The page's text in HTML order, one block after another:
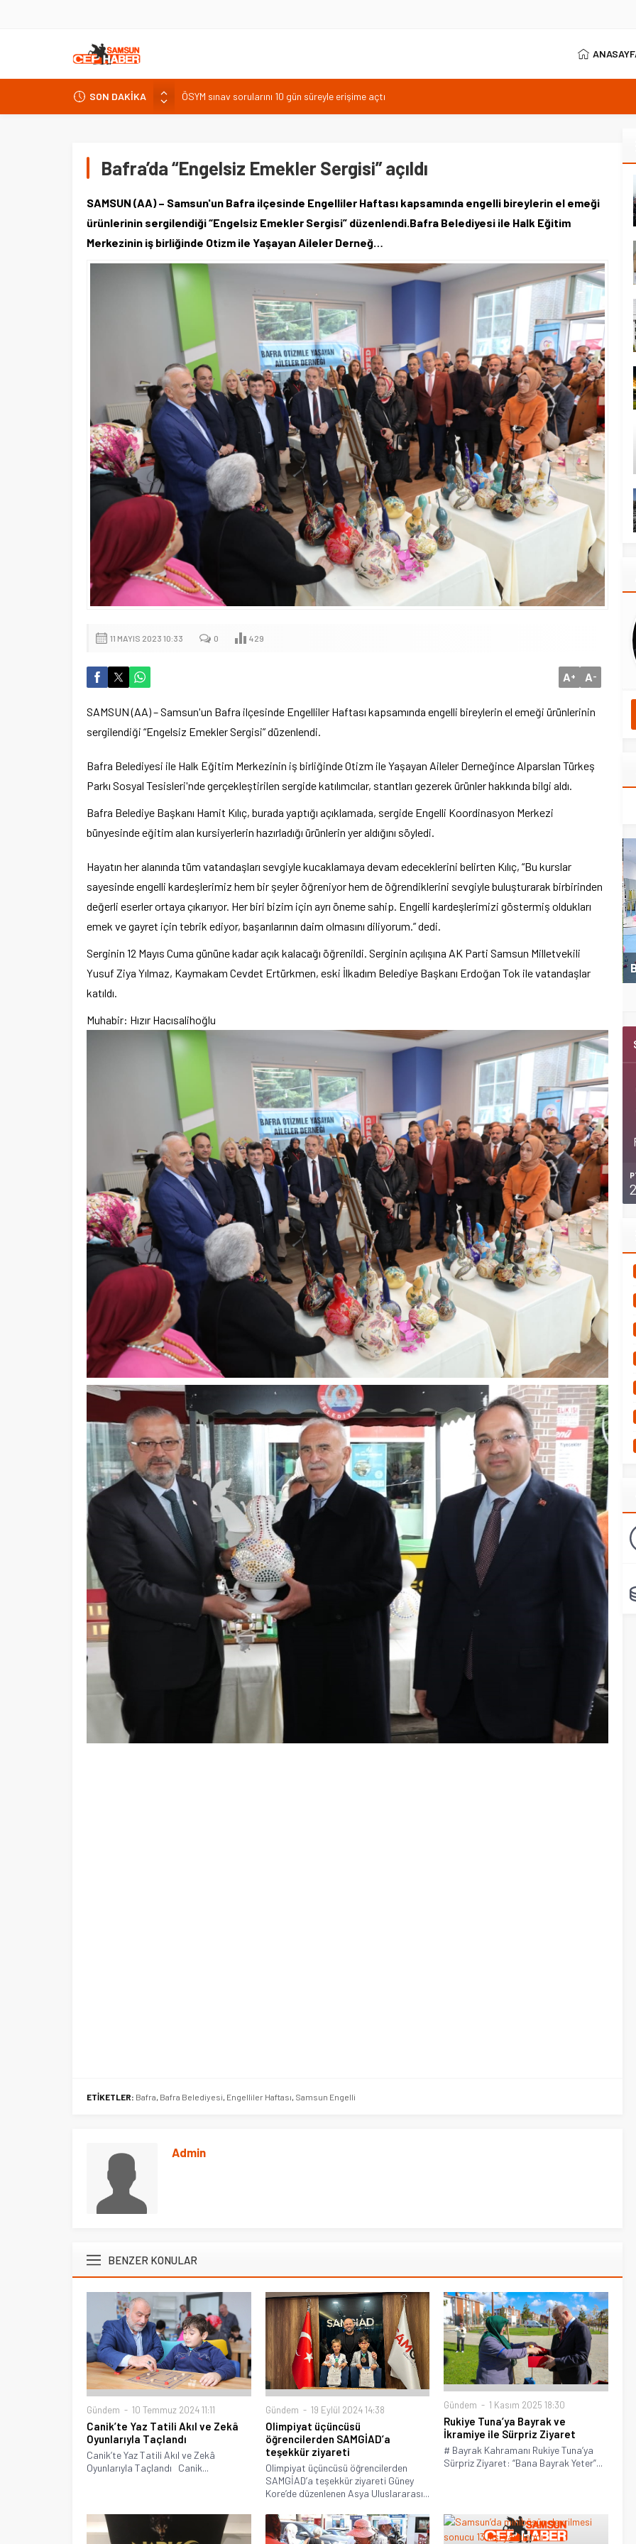
SON DAKİKA
ÖSYM sınav sorularını 10 gün süreyle erişime açtı
Üniversiteden ayrılanlara yeniden öğrenim hakkı
TFF 2026
Ovit Yayla Şenlikleri final programıyla sona erdi
Bafra’da “Engelsiz Emekler Sergisi” açıldı
SAMSUN (AA) – Samsun'un Bafra ilçesinde Engelliler Haftası kapsamında engelli bireylerin el emeği
ürünlerinin sergilendiği “Engelsiz Emekler Sergisi” düzenlendi.Bafra Belediyesi ile Halk Eğitim
Merkezinin iş birliğinde Otizm ile Yaşayan Aileler Derneğ…
11 MAYIS 2023 10:33 0 429
A+ A-
SAMSUN (AA) – Samsun'un Bafra ilçesinde Engelliler Haftası kapsamında engelli bireylerin el emeği ürünlerinin
sergilendiği “Engelsiz Emekler Sergisi” düzenlendi.
Bafra Belediyesi ile Halk Eğitim Merkezinin iş birliğinde Otizm ile Yaşayan Aileler Derneğince Alparslan Türkeş
Parkı Sosyal Tesisleri'nde gerçekleştirilen sergide katılımcılar, stantları gezerek ürünler hakkında bilgi aldı.
Bafra Belediye Başkanı Hamit Kılıç, burada yaptığı açıklamada, sergide Engelli Koordinasyon Merkezi
bünyesinde eğitim alan kursiyerlerin hazırladığı ürünlerin yer aldığını söyledi.
Hayatın her alanında tüm vatandaşları sevgiyle kucaklamaya devam edeceklerini belirten Kılıç, “Bu kurslar
sayesinde engelli kardeşlerimiz hem bir şeyler öğreniyor hem de öğrendiklerini sevgiyle buluşturarak birbirinden
değerli eserler ortaya çıkarıyor. Her biri bizim için ayrı öneme sahip. Engelli kardeşlerimizi göstermiş oldukları
emek ve gayret için tebrik ediyor, başarılarının daim olmasını diliyorum.” dedi.
Serginin 12 Mayıs Cuma gününe kadar açık kalacağı öğrenildi. Serginin açılışına AK Parti Samsun Milletvekili
Yusuf Ziya Yılmaz, Kaymakam Cevdet Ertürkmen, eski İlkadım Belediye Başkanı Erdoğan Tok ile vatandaşlar
katıldı.
Muhabir: Hızır Hacısalihoğlu
ETİKETLER: Bafra Bafra Belediyesi Engelliler Haftası Samsun Engelli
Admin
BENZER KONULAR
Gündem 10 Temmuz 2024 11:11
Canik’te Yaz Tatili Akıl ve Zekâ
Oyunlarıyla Taçlandı
Canik’te Yaz Tatili Akıl ve Zekâ
Oyunlarıyla Taçlandı Canik...
Gündem 19 Eylül 2024 14:38
Olimpiyat üçüncüsü
öğrencilerden SAMGİAD’a
teşekkür ziyareti
Olimpiyat üçüncüsü öğrencilerden
SAMGİAD’a teşekkür ziyareti Güney
Kore’de düzenlenen Asya Uluslararası...
Gündem 1 Kasım 2025 18:30
Rukiye Tuna’ya Bayrak ve
İkramiye ile Sürpriz Ziyaret
# Bayrak Kahramanı Rukiye Tuna’ya
Sürpriz Ziyaret: “Bana Bayrak Yeter”...
Kulübüne yeni
Şubat’ta spor ve heyecan var Kemer Belediyespor U11 ilk maçını kazandı